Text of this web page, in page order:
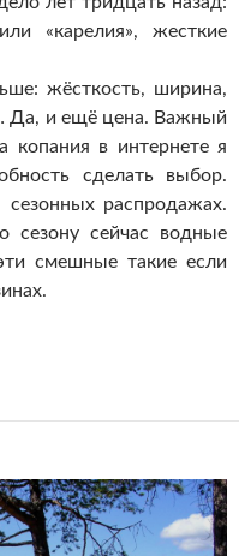
«карелия», жесткие
жёсткость, ширина,
Да, и ещё цена. Важный
копания в интернете я
сделать выбор.
распродажах.
сезону сейчас водные
смешные такие если
ребёнку